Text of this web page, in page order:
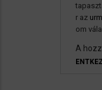
r az
om
A